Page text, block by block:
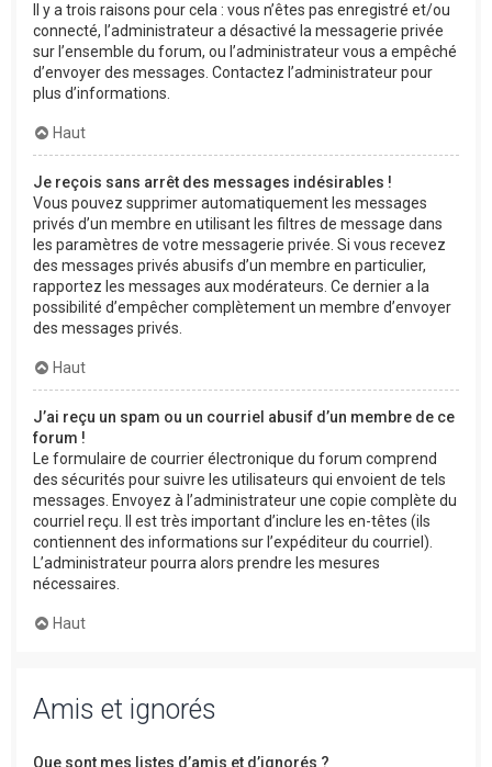
Il y a trois raisons pour cela : vous n’êtes pas enregistré et/ou
connecté, l’administrateur a désactivé la messagerie privée
sur l’ensemble du forum, ou l’administrateur vous a empêché
d’envoyer des messages. Contactez l’administrateur pour
plus d’informations.
Haut
Je reçois sans arrêt des messages indésirables !
Vous pouvez supprimer automatiquement les messages
privés d’un membre en utilisant les filtres de message dans
les paramètres de votre messagerie privée. Si vous recevez
des messages privés abusifs d’un membre en particulier,
rapportez les messages aux modérateurs. Ce dernier a la
possibilité d’empêcher complètement un membre d’envoyer
des messages privés.
Haut
J’ai reçu un spam ou un courriel abusif d’un membre de ce
forum !
Le formulaire de courrier électronique du forum comprend
des sécurités pour suivre les utilisateurs qui envoient de tels
messages. Envoyez à l’administrateur une copie complète du
courriel reçu. Il est très important d’inclure les en-têtes (ils
contiennent des informations sur l’expéditeur du courriel).
L’administrateur pourra alors prendre les mesures
nécessaires.
Haut
Amis et ignorés
Que sont mes listes d’amis et d’ignorés ?